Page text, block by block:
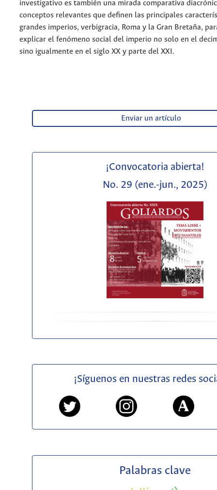
investigativo es también una mirada comparativa
conceptos relevantes que definen las principales
grandes imperios, verbigracia, Roma y la Gran Bretaña,
explicar el fenómeno social del imperio no solo en el
sino igualmente en el siglo XX y parte del XXI.
Enviar un artículo
¡Convocatoria abierta!
No. 29 (ene.-jun., 2025)
¡Síguenos en nuestras redes
Palabras clave